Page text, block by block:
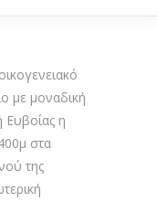
με μοναδική
Ευβοίας η
στα
της